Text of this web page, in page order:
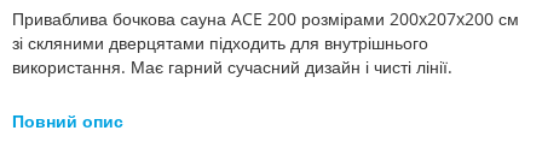
Приваблива бочкова сауна ACE 200 розмірами 200x207x200 см
зі скляними дверцятами підходить для внутрішнього
використання. Має гарний сучасний дизайн і чисті лінії.
Повний опис